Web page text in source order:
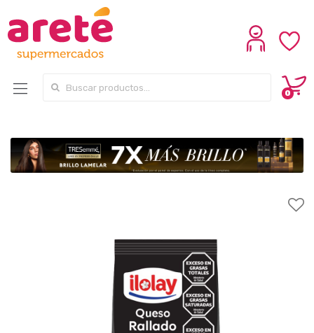
Search for:
0